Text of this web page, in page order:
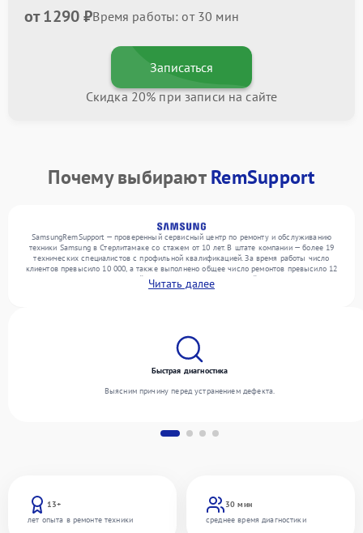
от 1290 ₽Время работы: от 30 мин
Записаться
Скидка 20% при записи на сайте
Почему выбираютRemSupport
SamsungRemSupport — проверенный сервисный центр по ремонту и обслуживанию
техники Samsung в Стерлитамаке со стажем от 10 лет. В штате компании — более 19
технических специалистов с профильной квалификацией. За время работы число
клиентов превысило 10 000, а также выполнено общее число ремонтов превысило 12
000. Ежемесячно в сервисный центр поступает от 300 устройств, включая , , . Мы
устраняем поломки любой сложности и поддерживаем высокий стандарт качества
Читать далее
13+
лет опыта в ремонте техники
30 мин
среднее время диагностики
Быстрая диагностика
Выясним причину перед устранением дефекта.